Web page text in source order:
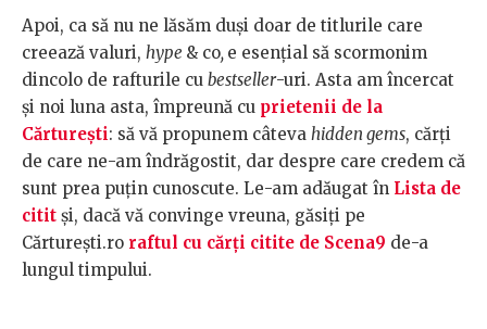
Apoi, ca să nu ne lăsăm duși doar de titlurile care
creează valuri, hype & co, e esențial să scormonim
dincolo de rafturile cu bestseller-uri. Asta am încercat
și noi luna asta, împreună cu prietenii de la
Cărturești: să vă propunem câteva hidden gems, cărți
de care ne-am îndrăgostit, dar despre care credem că
sunt prea puțin cunoscute. Le-am adăugat în Lista de
citit și, dacă vă convinge vreuna, găsiți pe
Cărturești.ro raftul cu cărți citite de Scena9 de-a
lungul timpului.